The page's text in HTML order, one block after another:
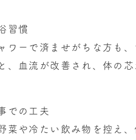
習慣
ワーで済ませがちな方も
、血流が改善され、体の芯
での工夫
菜や冷たい飲み物を控え